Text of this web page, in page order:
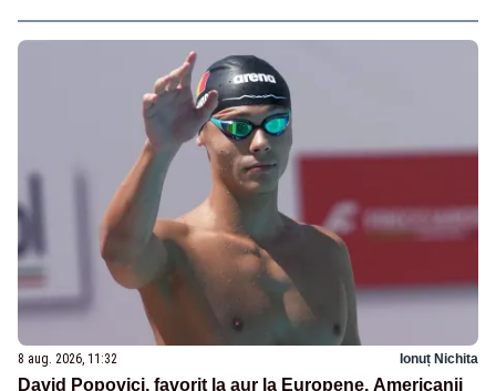
8 aug. 2026, 11:32 Ionuț Nichita
David Popovici, favorit la aur la Europene. Americanii